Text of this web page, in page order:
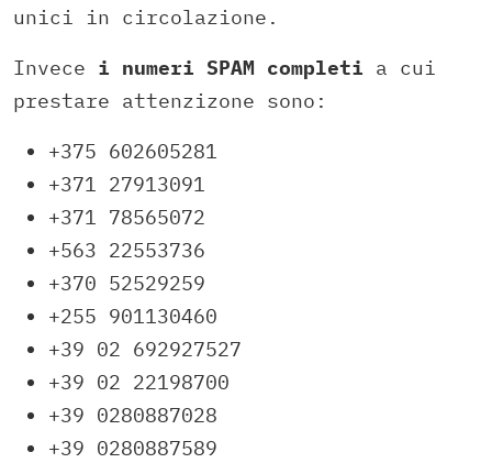
unici in circolazione.
Invece i numeri SPAM completi a cui
prestare attenzizone sono:
+375 602605281
+371 27913091
+371 78565072
+563 22553736
+370 52529259
+255 901130460
+39 02 692927527
+39 02 22198700
+39 0280887028
+39 0280887589